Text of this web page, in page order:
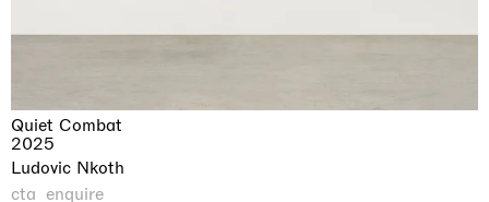
Quiet Combat
2025
Ludovic Nkoth
cta_enquire